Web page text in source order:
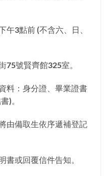
午3點前 (不含六、日、
75號賢齊館325室。
料：身分證、畢業證書
)。
由備取生依序遞補登記
書或回覆信件告知。